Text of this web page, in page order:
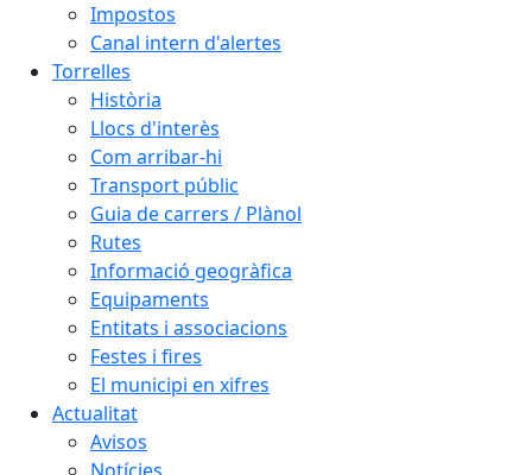
Impostos
Canal intern d'alertes
Torrelles
Història
Llocs d'interès
Com arribar-hi
Transport públic
Guia de carrers / Plànol
Rutes
Informació geogràfica
Equipaments
Entitats i associacions
Festes i fires
El municipi en xifres
Actualitat
Avisos